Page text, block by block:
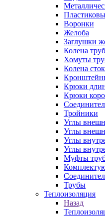
Воронки
Желоба
Заглушки
Колена труб
Хомуты
Колена
Крюки
Крюки
Тройники
Углы
Углы
Углы
Углы
Муфты
Трубы
Теплоизоляция
Назад